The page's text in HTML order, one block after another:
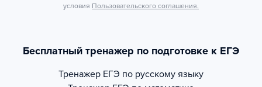
условия Пользовательского соглашения.
Бесплатный тренажер по подготовке к ЕГЭ
Тренажер ЕГЭ по русскому языку